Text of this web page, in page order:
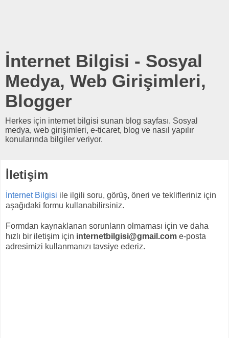
İnternet Bilgisi - Sosyal
Medya, Web Girişimleri,
Blogger
Herkes için internet bilgisi sunan blog sayfası. Sosyal
medya, web girişimleri, e-ticaret, blog ve nasıl yapılır
konularında bilgiler veriyor.
İletişim
İnternet Bilgisi ile ilgili soru, görüş, öneri ve teklifleriniz için
aşağıdaki formu kullanabilirsiniz.
Formdan kaynaklanan sorunların olmaması için ve daha
hızlı bir iletişim için internetbilgisi@gmail.com e-posta
adresimizi kullanmanızı tavsiye ederiz.